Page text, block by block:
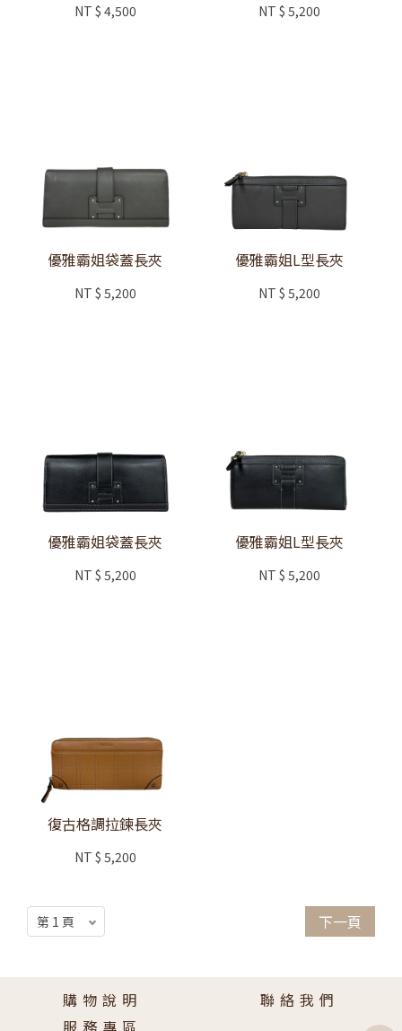
NT $ 4,500 NT $ 5,200
優雅霸姐袋蓋長夾
NT $ 5,200
優雅霸姐L型長夾
NT $ 5,200
優雅霸姐袋蓋長夾
NT $ 5,200
優雅霸姐L型長夾
NT $ 5,200
復古格調拉鍊長夾
NT $ 5,200
下一頁
購物說明
聯絡我們
服務專區